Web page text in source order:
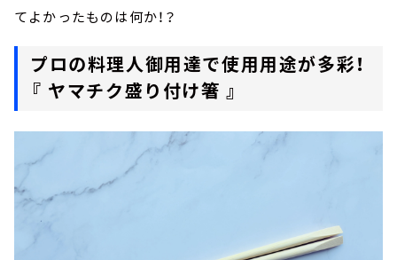
てよかったものは何か！？
プロの料理人御用達で使用用途が多彩！
『 ヤマチク盛り付け箸 』